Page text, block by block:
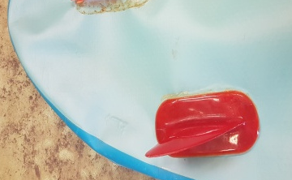
novinky PŘIHLASTE SE K
Získejte přehled o novinkách
Přihlašte se k odběru novinek.